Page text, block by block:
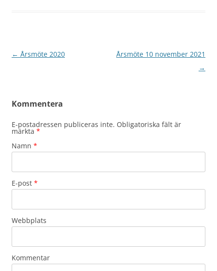
Inläggsnavigering
← Årsmöte 2020
Årsmöte 10 november 2021
→
Kommentera
E-postadressen publiceras inte. Obligatoriska fält är
märkta *
Namn *
E-post *
Webbplats
Kommentar